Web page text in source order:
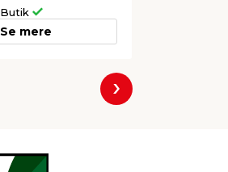
Butik
Se mere
Næste